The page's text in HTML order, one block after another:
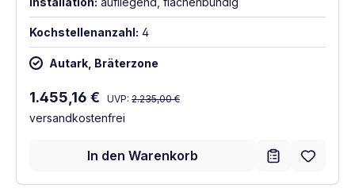
Kochstellenanzahl: 4
Autark, Bräterzone
Verkaufspreis:
1.455,16 € Regulärer Preis:
UVP: 2.235,00 €
versandkostenfrei
In den Warenkorb